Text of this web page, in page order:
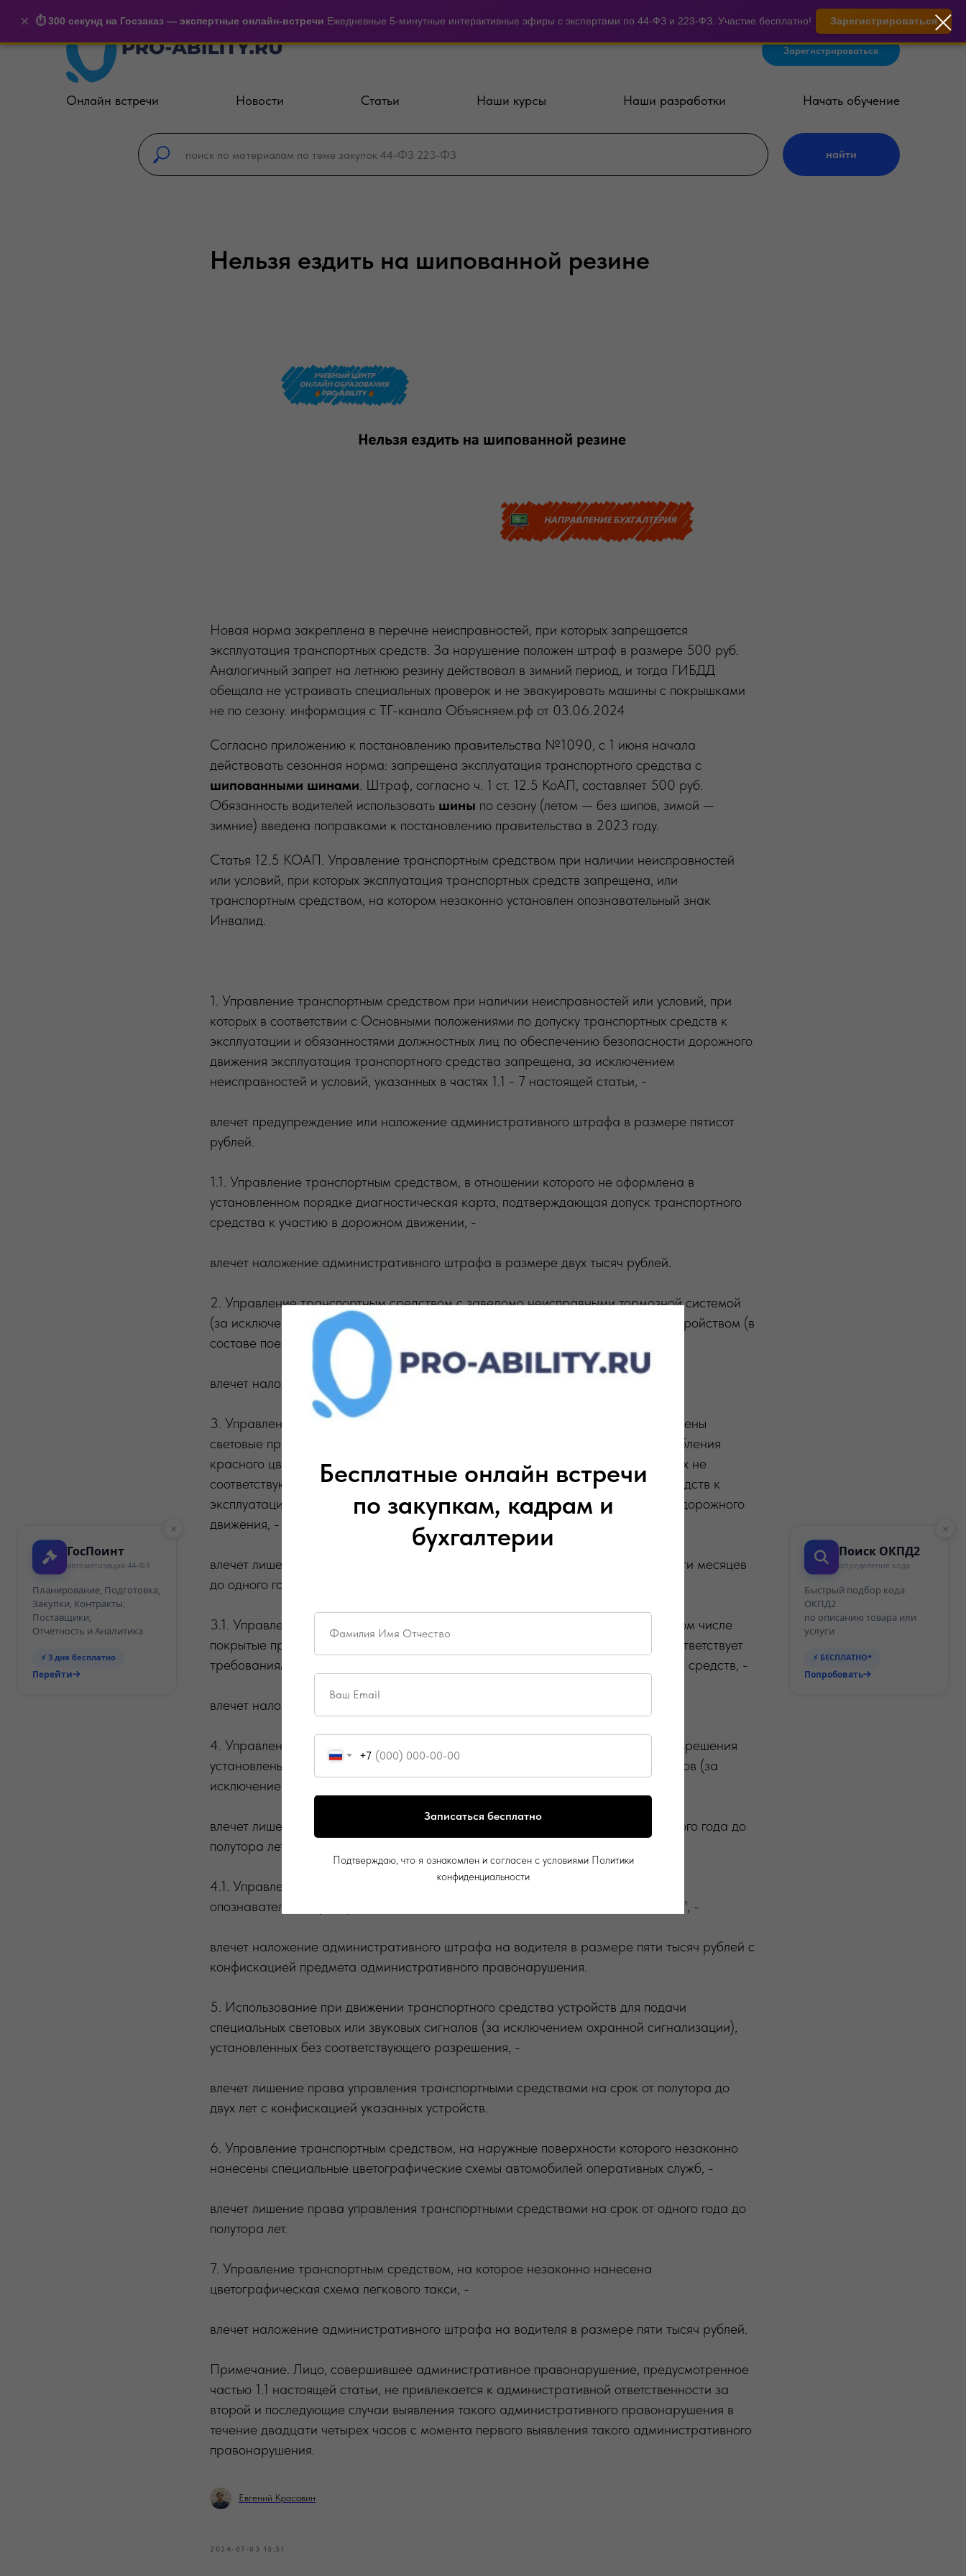
× ⏱️ 300 секунд на Госзаказ — экспертные онлайн-встречи Ежедневные 5-минутные интерактивные эфиры с экспертами по 44-ФЗ и 223-ФЗ. Участие бесплатно! Зарегистрироваться
Зарегистрироваться
Онлайн встречи Новости Статьи Наши курсы Наши разработки Начать обучение
найти
Бесплатные онлайн встречи
по закупкам, кадрам и
бухгалтерии
+7
Записаться бесплатно
Подтверждаю, что я ознакомлен и согласен с условиями Политики
конфиденциальности
Нельзя ездить на шипованной резине
Новая норма закреплена в перечне неисправностей, при которых запрещается
эксплуатация транспортных средств. За нарушение положен штраф в размере 500 руб.
Аналогичный запрет на летнюю резину действовал в зимний период, и тогда ГИБДД
обещала не устраивать специальных проверок и не эвакуировать машины с покрышками
не по сезону. информация с ТГ-канала Объясняем.рф от 03.06.2024
Согласно приложению к постановлению правительства №1090, с 1 июня начала
действовать сезонная норма: запрещена эксплуатация транспортного средства с
шипованными шинами. Штраф, согласно ч. 1 ст. 12.5 КоАП, составляет 500 руб.
Обязанность водителей использовать шины по сезону (летом — без шипов, зимой —
зимние) введена поправками к постановлению правительства в 2023 году.
Статья 12.5 КОАП. Управление транспортным средством при наличии неисправностей
или условий, при которых эксплуатация транспортных средств запрещена, или
транспортным средством, на котором незаконно установлен опознавательный знак
Инвалид.
1. Управление транспортным средством при наличии неисправностей или условий, при
которых в соответствии с Основными положениями по допуску транспортных средств к
эксплуатации и обязанностями должностных лиц по обеспечению безопасности дорожного
движения эксплуатация транспортного средства запрещена, за исключением
неисправностей и условий, указанных в частях 1.1 - 7 настоящей статьи, -
влечет предупреждение или наложение административного штрафа в размере пятисот
рублей.
1.1. Управление транспортным средством, в отношении которого не оформлена в
установленном порядке диагностическая карта, подтверждающая допуск транспортного
средства к участию в дорожном движении, -
влечет наложение административного штрафа в размере двух тысяч рублей.
2. Управление транспортным средством с заведомо неисправными тормозной системой
(за исключением стояночного тормоза), рулевым управлением или сцепным устройством (в
составе поезда) -
влечет наложение административного штрафа в размере пятисот рублей.
3. Управление транспортным средством, на передней части которого установлены
световые приборы с огнями красного цвета или световозвращающие приспособления
красного цвета, а равно световые приборы, цвет огней и режим работы которых не
соответствуют требованиям Основных положений по допуску транспортных средств к
эксплуатации и обязанностей должностных лиц по обеспечению безопасности дорожного
движения, -
влечет лишение права управления транспортными средствами на срок от шести месяцев
до одного года с конфискацией указанных приборов и приспособлений.
3.1. Управление транспортным средством, на котором установлены стекла (в том числе
покрытые прозрачными цветными пленками), светопропускание которых не соответствует
требованиям технического регламента о безопасности колесных транспортных средств, -
влечет наложение административного штрафа в размере пятисот рублей.
4. Управление транспортным средством, на котором без соответствующего разрешения
установлены устройства для подачи специальных световых или звуковых сигналов (за
исключением охранной сигнализации), -
влечет лишение права управления транспортными средствами на срок от одного года до
полутора лет с конфискацией указанных устройств.
4.1. Управление транспортным средством, на котором незаконно установлен
опознавательный фонарь легкового такси или опознавательный знак "Инвалид", -
влечет наложение административного штрафа на водителя в размере пяти тысяч рублей с
конфискацией предмета административного правонарушения.
5. Использование при движении транспортного средства устройств для подачи
специальных световых или звуковых сигналов (за исключением охранной сигнализации),
установленных без соответствующего разрешения, -
влечет лишение права управления транспортными средствами на срок от полутора до
двух лет с конфискацией указанных устройств.
6. Управление транспортным средством, на наружные поверхности которого незаконно
нанесены специальные цветографические схемы автомобилей оперативных служб, -
влечет лишение права управления транспортными средствами на срок от одного года до
полутора лет.
7. Управление транспортным средством, на которое незаконно нанесена
цветографическая схема легкового такси, -
влечет наложение административного штрафа на водителя в размере пяти тысяч рублей.
Примечание. Лицо, совершившее административное правонарушение, предусмотренное
частью 1.1 настоящей статьи, не привлекается к административной ответственности за
второй и последующие случаи выявления такого административного правонарушения в
течение двадцати четырех часов с момента первого выявления такого административного
правонарушения.
Евгений Красавин
2024-07-03 15:51
×
ГосПоинт
автоматизация 44-ФЗ
Планирование, Подготовка,
Закупки, Контракты,
Поставщики,
Отчетность и Аналитика
⚡ 3 дня бесплатно
Перейти
×
Поиск ОКПД2
определение кода
Быстрый подбор кода
ОКПД2
по описанию товара или
услуги
⚡ БЕСПЛАТНО*
Попробовать